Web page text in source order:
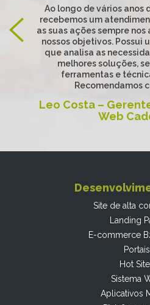
Ao longo de vários anos
recebemos um
as suas ações sempre
nossos objetivos. Possui
que analisa as
melhores soluções,
ferramentas e
Recomendamos
Leo Costa –
Web
Site de alta
Landing
E-commerce
Portais
Hot
Sistema
Aplicativos